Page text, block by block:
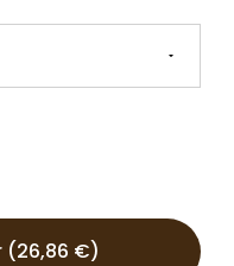
(26,86 €)